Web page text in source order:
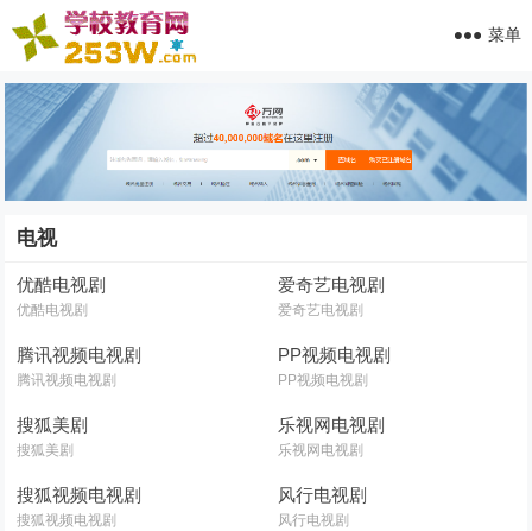
菜单
电视
优酷电视剧
优酷电视剧
爱奇艺电视剧
爱奇艺电视剧
腾讯视频电视剧
腾讯视频电视剧
PP视频电视剧
PP视频电视剧
搜狐美剧
搜狐美剧
乐视网电视剧
乐视网电视剧
搜狐视频电视剧
搜狐视频电视剧
风行电视剧
风行电视剧